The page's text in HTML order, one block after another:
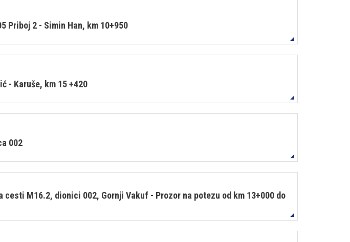
Priboj 2 - Simin Han, km 10+950
- Karuše, km 15 +420
002
M16.2, dionici 002, Gornji Vakuf - Prozor na potezu od km 13+000 do